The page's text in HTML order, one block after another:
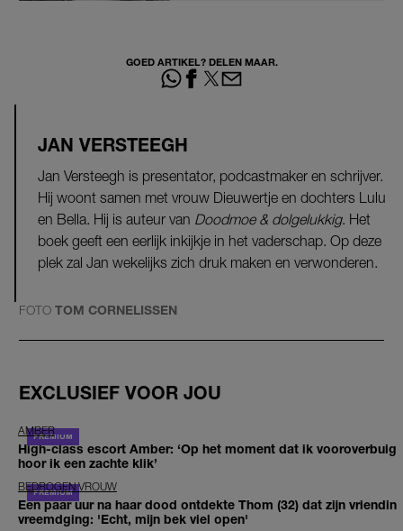
GOED ARTIKEL? DELEN MAAR.
JAN VERSTEEGH
Jan Versteegh is presentator, podcastmaker en schrijver.
Hij woont samen met vrouw Dieuwertje en dochters Lulu
en Bella. Hij is auteur van Doodmoe & dolgelukkig. Het
boek geeft een eerlijk inkijkje in het vaderschap. Op deze
plek zal Jan wekelijks zich druk maken en verwonderen.
FOTO TOM CORNELISSEN
EXCLUSIEF VOOR JOU
AMBER
High-class escort Amber: ‘Op het moment dat ik vooroverbuig
hoor ik een zachte klik’
BEDROGEN VROUW
Een paar uur na haar dood ontdekte Thom (32) dat zijn vriendin
vreemdging: 'Echt, mijn bek viel open'